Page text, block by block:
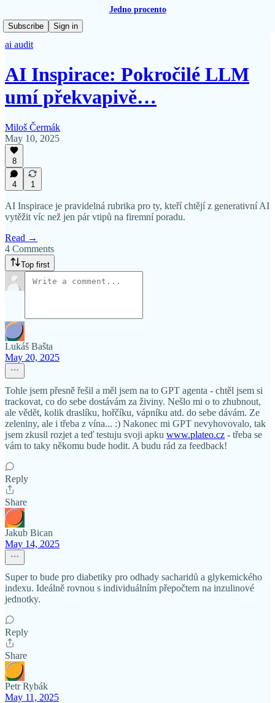
Jedno procento
Subscribe
Sign in
ai audit
AI Inspirace: Pokročilé LLM
umí překvapivě…
Miloš Čermák
May 10, 2025
8
4 1
AI Inspirace je pravidelná rubrika pro ty, kteří chtějí z generativní AI
vytěžit víc než jen pár vtipů na firemní poradu.
Read →
4 Comments
Top first
Lukáš Bašta
May 20, 2025
Tohle jsem přesně řešil a měl jsem na to GPT agenta - chtěl jsem si
trackovat, co do sebe dostávám za živiny. Nešlo mi o to zhubnout,
ale vědět, kolik draslíku, hořčíku, vápníku atd. do sebe dávám. Ze
zeleniny, ale i třeba z vína... :) Nakonec mi GPT nevyhovovalo, tak
jsem zkusil rozjet a teď testuju svoji apku www.plateo.cz - třeba se
vám to taky někomu bude hodit. A budu rád za feedback!
Reply
Share
Jakub Bican
May 14, 2025
Super to bude pro diabetiky pro odhady sacharidů a glykemického
indexu. Ideálně rovnou s individuálním přepočtem na inzulinové
jednotky.
Reply
Share
Petr Rybák
May 11, 2025